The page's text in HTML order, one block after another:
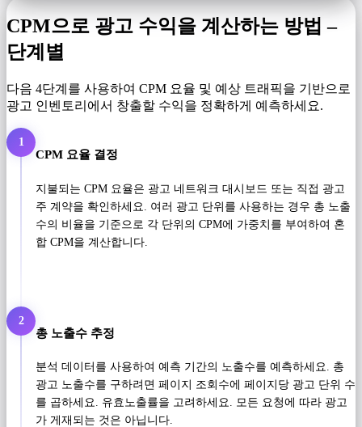
CPM으로 광고 수익을 계산하는 방법 –
단계별
다음 4단계를 사용하여 CPM 요율 및 예상 트래픽을 기반으로
광고 인벤토리에서 창출할 수익을 정확하게 예측하세요.
1
CPM 요율 결정
지불되는 CPM 요율은 광고 네트워크 대시보드 또는 직접 광고
주 계약을 확인하세요. 여러 광고 단위를 사용하는 경우 총 노출
수의 비율을 기준으로 각 단위의 CPM에 가중치를 부여하여 혼
합 CPM을 계산합니다.
2
총 노출수 추정
분석 데이터를 사용하여 예측 기간의 노출수를 예측하세요. 총
광고 노출수를 구하려면 페이지 조회수에 페이지당 광고 단위 수
를 곱하세요. 유효노출률을 고려하세요. 모든 요청에 ​​따라 광고
가 게재되는 것은 아닙니다.